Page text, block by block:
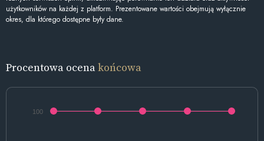
użytkowników na każdej z platform. Prezentowane wartości obejmują wyłącznie
okres, dla którego dostępne były dane.
Procentowa ocenakońcowa
100